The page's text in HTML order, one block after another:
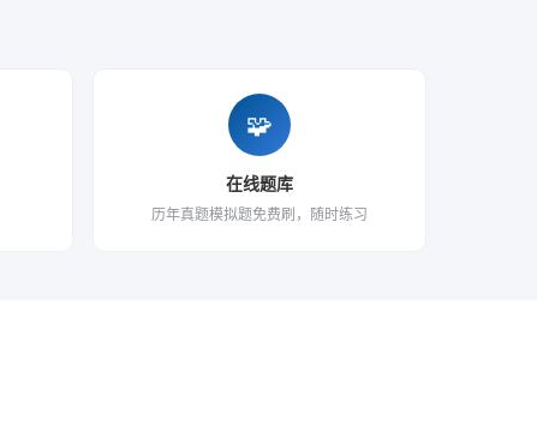
🧩
在线题库
历年真题模拟题免费刷，随时练习